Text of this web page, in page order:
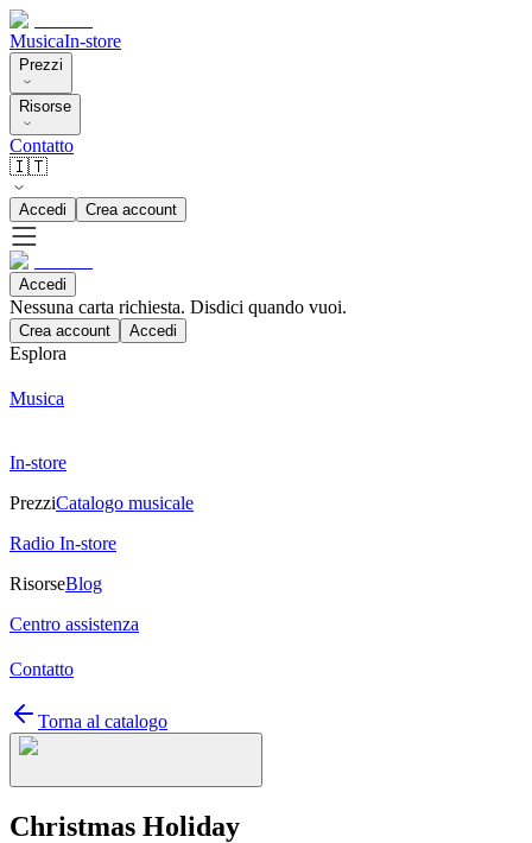
MusicaIn-store
Prezzi
Risorse
Contatto
🇮🇹
Accedi Crea account
Accedi
Nessuna carta richiesta. Disdici quando vuoi.
Crea account Accedi
Esplora
Musica
In-store
PrezziCatalogo musicale
Radio In-store
RisorseBlog
Centro assistenza
Contatto
Torna al catalogo
Christmas Holiday